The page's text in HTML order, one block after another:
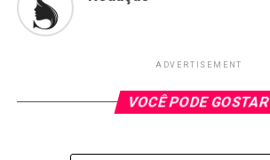
ADVERTISEMENT
VOCÊ PODE GOSTAR